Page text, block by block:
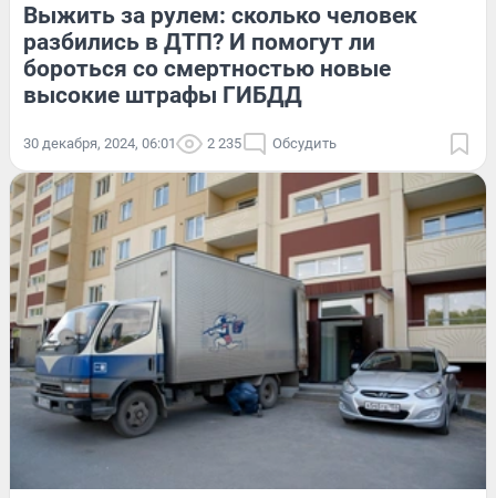
Выжить за рулем: сколько человек
разбились в ДТП? И помогут ли
бороться со смертностью новые
высокие штрафы ГИБДД
30 декабря, 2024, 06:01 2 235 Обсудить